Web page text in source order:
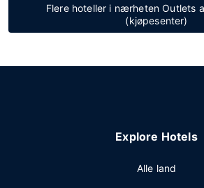
Flere hoteller i nærheten Outlets
(kjøpesenter)
Explore Hotels
Alle land